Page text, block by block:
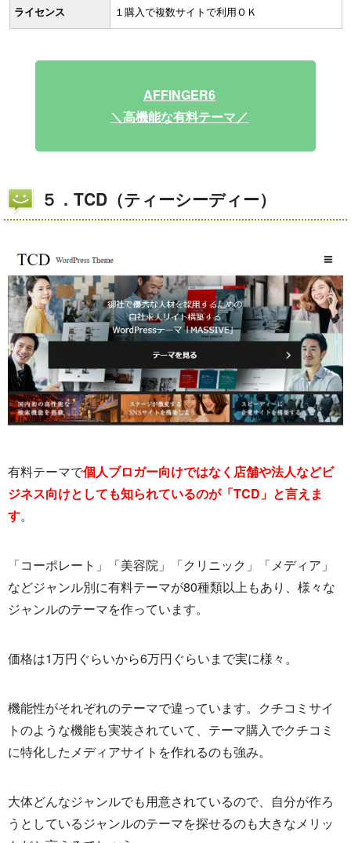
ライセンス １購入で複数サイトで利用ＯＫ
AFFINGER6
＼高機能な有料テーマ／
５．TCD（ティーシーディー）
有料テーマで個人ブロガー向けではなく店舗や法人などビ
ジネス向けとしても知られているのが「TCD」と言えま
す。
「コーポレート」「美容院」「クリニック」「メディア」
などジャンル別に有料テーマが80種類以上もあり、様々な
ジャンルのテーマを作っています。
価格は1万円ぐらいから6万円ぐらいまで実に様々。
機能性がそれぞれのテーマで違っています。クチコミサイ
トのような機能も実装されていて、テーマ購入でクチコミ
に特化したメディアサイトを作れるのも強み。
大体どんなジャンルでも用意されているので、自分が作ろ
うとしているジャンルのテーマを探せるのも大きなメリッ